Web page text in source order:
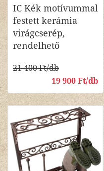
IC Kék motívummal
festett kerámia
virágcserép,
rendelhető
21 400 Ft/db
19 900 Ft/db